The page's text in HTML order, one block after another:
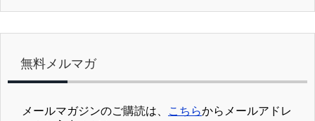
無料メルマガ
メールマガジンのご購読は、 こちらからメールアドレ